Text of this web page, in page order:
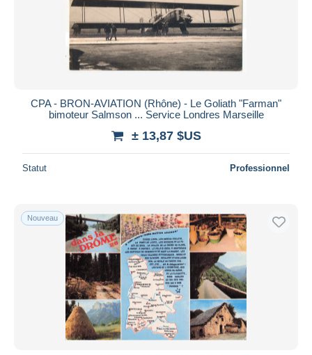
CPA - BRON-AVIATION (Rhône) - Le Goliath "Farman"
bimoteur Salmson ... Service Londres Marseille
± 13,87 $US
Statut Professionnel
Nouveau